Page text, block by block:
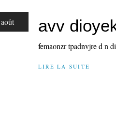
avv
femaonzr tpadnvjre d n
LIRE LA SUITE